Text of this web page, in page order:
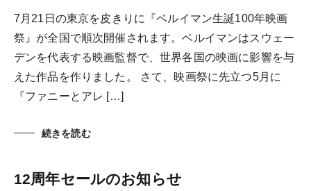
7月21日の東京を皮きりに『ベルイマン生誕100年映画
祭』が全国で順次開催されます。ベルイマンはスウェー
デンを代表する映画監督で、世界各国の映画に影響を与
えた作品を作りました。 さて、映画祭に先立つ5月に
『ファニーとアレ […]
続きを読む
12周年セールのお知らせ